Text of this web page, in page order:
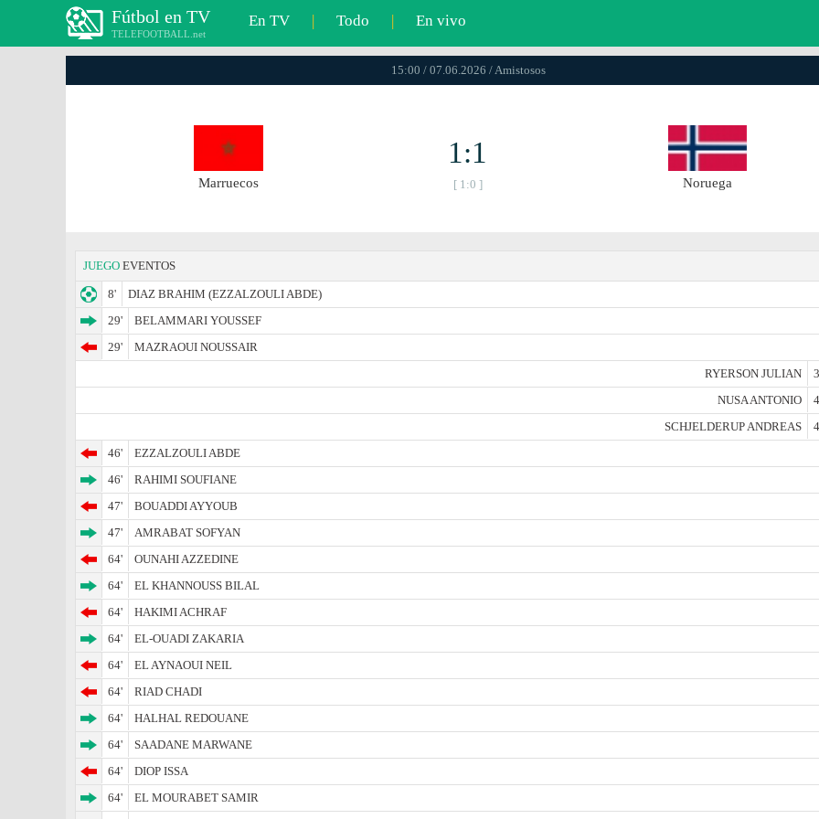
Fútbol en TV
TELEFOOTBALL.net
En TV | Todo | En vivo
15:00 / 07.06.2026 / Amistosos
Marruecos
1:1
[ 1:0 ] Noruega
JUEGO EVENTOS
8'
DIAZ BRAHIM (EZZALZOULI ABDE)
29'
BELAMMARI YOUSSEF
29'
MAZRAOUI NOUSSAIR
RYERSON JULIAN
NUSA ANTONIO
SCHJELDERUP ANDREAS
46'
EZZALZOULI ABDE
46'
RAHIMI SOUFIANE
47'
BOUADDI AYYOUB
47'
AMRABAT SOFYAN
64'
OUNAHI AZZEDINE
64'
EL KHANNOUSS BILAL
64'
HAKIMI ACHRAF
64'
EL-OUADI ZAKARIA
64'
EL AYNAOUI NEIL
64'
RIAD CHADI
64'
HALHAL REDOUANE
64'
SAADANE MARWANE
64'
DIOP ISSA
64'
EL MOURABET SAMIR